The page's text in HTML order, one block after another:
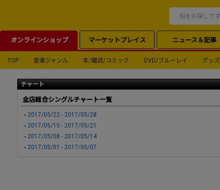
オンラインショップ マーケットプレイス ニュース＆記事
TOP 音楽ジャンル 本/雑誌/コミック DVD/ブルーレイ グッズ
チャート
全店総合シングルチャート一覧
2017/05/22 - 2017/05/28
2017/05/15 - 2017/05/21
2017/05/08 - 2017/05/14
2017/05/01 - 2017/05/07